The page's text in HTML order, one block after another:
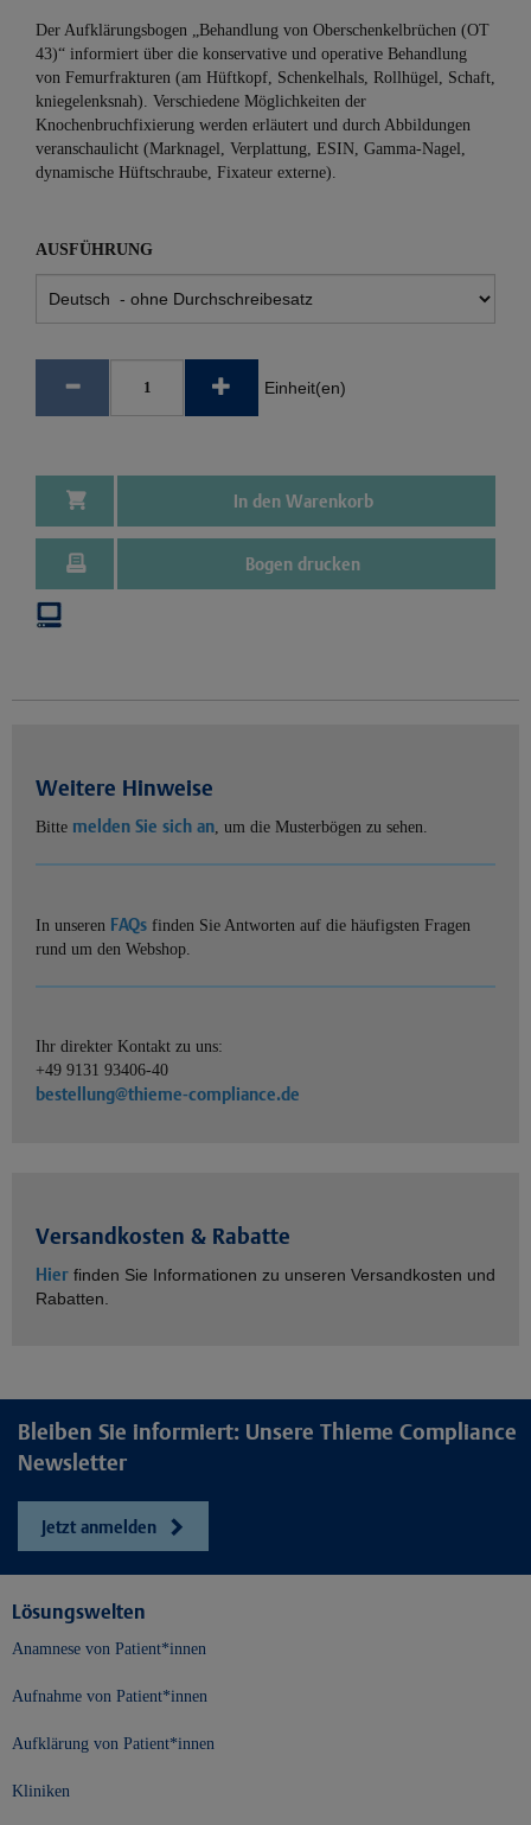
Der Aufklärungsbogen „Behandlung von Oberschenkelbrüchen (OT
43)“ informiert über die konservative und operative Behandlung
von Femurfrakturen (am Hüftkopf, Schenkelhals, Rollhügel, Schaft,
kniegelenksnah). Verschiedene Möglichkeiten der
Knochenbruchfixierung werden erläutert und durch Abbildungen
veranschaulicht (Marknagel, Verplattung, ESIN, Gamma-Nagel,
dynamische Hüftschraube, Fixateur externe).
AUSFÜHRUNG
Einheit(en)
In den Warenkorb
Bogen drucken
Weitere Hinweise
Bitte melden Sie sich an, um die Musterbögen zu sehen.
In unseren FAQs finden Sie Antworten auf die häufigsten Fragen
rund um den Webshop.
Ihr direkter Kontakt zu uns:
+49 9131 93406-40
bestellung@thieme-compliance.de
Versandkosten & Rabatte
Hier finden Sie Informationen zu unseren Versandkosten und
Rabatten.
Bleiben Sie informiert: Unsere Thieme Compliance
Newsletter
Jetzt anmelden
Lösungswelten
Anamnese von Patient*innen
Aufnahme von Patient*innen
Aufklärung von Patient*innen
Kliniken